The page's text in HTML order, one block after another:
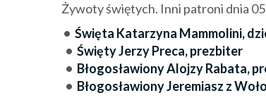
Żywoty świętych. Inni patroni dnia
• Święta Katarzyna Mammolini,
• Święty Jerzy Preca, prezbiter
• Błogosławiony Alojzy Rabata,
• Błogosławiony Jeremiasz z